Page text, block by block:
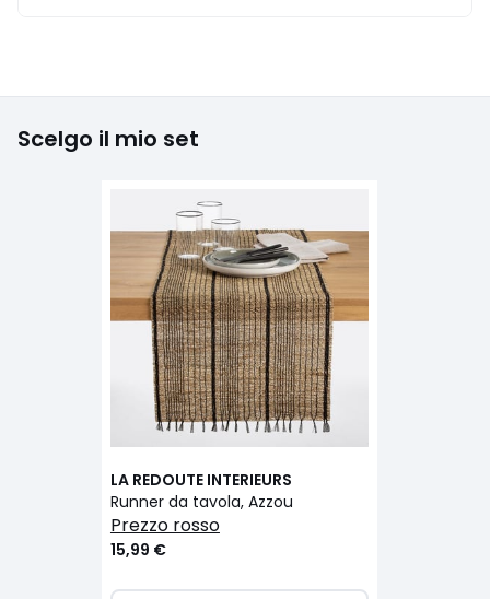
Scelgo il mio set
LA REDOUTE INTERIEURS
Runner da tavola, Azzou
prezzo rosso
15,99 €